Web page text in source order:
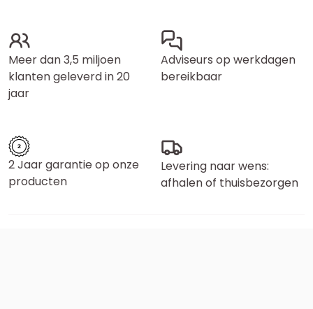
Meer dan 3,5 miljoen
klanten geleverd in 20
jaar
Adviseurs op werkdagen
bereikbaar
2 Jaar garantie op onze
producten
Levering naar wens:
afhalen of thuisbezorgen